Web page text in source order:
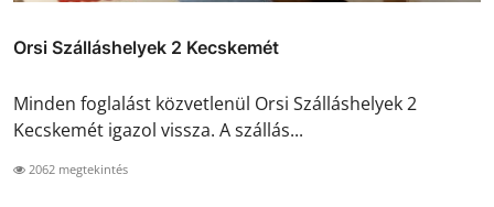
Orsi Szálláshelyek 2 Kecskemét
Minden foglalást közvetlenül Orsi Szálláshelyek 2
Kecskemét igazol vissza. A szállás...
2062 megtekintés